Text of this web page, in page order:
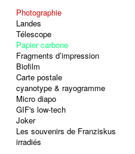
Photographie
Landes
Télescope
Papier carbone
Fragments d’impression
Biofilm
Carte postale
cyanotype & rayogramme
Micro diapo
GIF's low-tech
Joker
Les souvenirs de Franziskus
irradiés